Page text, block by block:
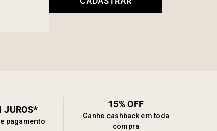
JUROS*
pagamento
15% OFF
Ganhe cashback em toda
compra